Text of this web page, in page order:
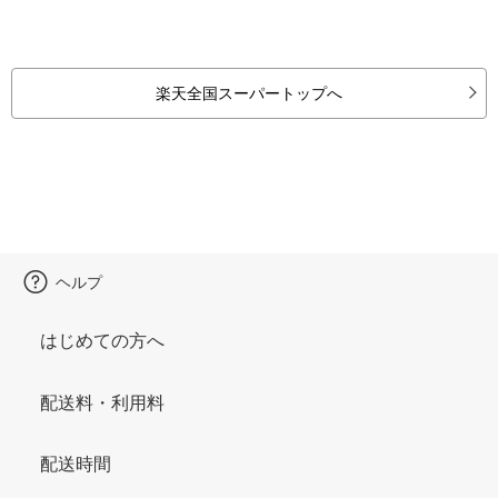
楽天全国スーパートップへ
ヘルプ
はじめての方へ
配送料・利用料
配送時間